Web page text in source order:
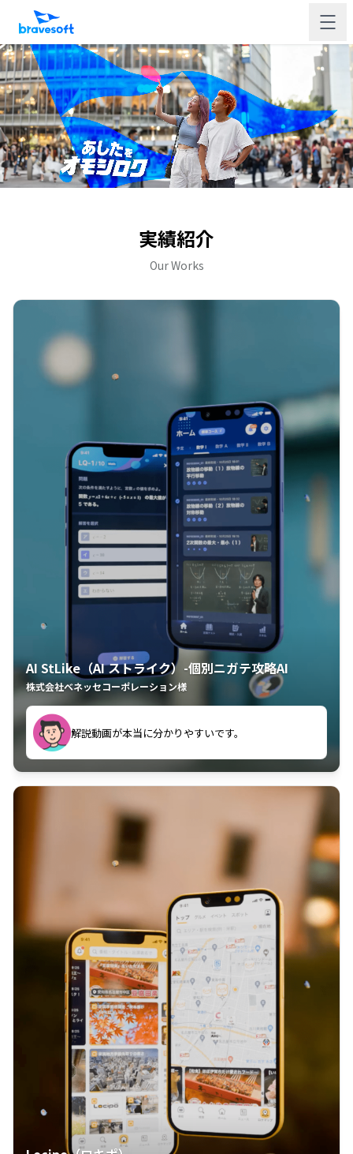
実績紹介
Our Works
AI StLike（AI ストライク）-個別ニガテ攻略AI
株式会社ベネッセコーポレーション様
古文漢文を主に使わせていただいているが、復習する
のに非常に役立っている。
解説動画が本当に分かりやすいです。